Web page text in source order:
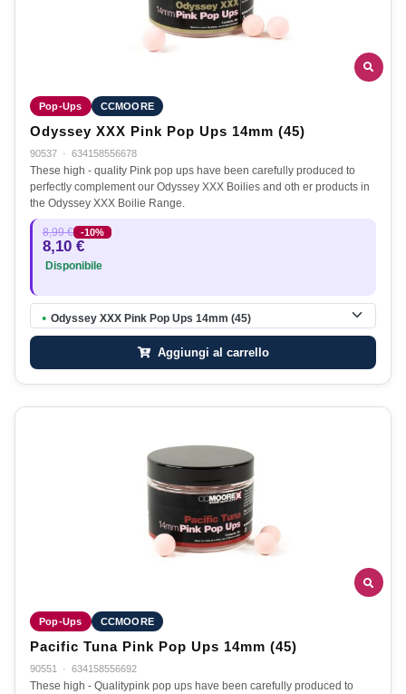
Pop-Ups CCMOORE
Odyssey XXX Pink Pop Ups 14mm (45)
90537 · 634158556678
These high - quality Pink pop ups have been carefully produced to
perfectly complement our Odyssey XXX Boilies and oth er products in
the Odyssey XXX Boilie Range.
8,99 € -10%
8,10 €
Disponibile
● Odyssey XXX Pink Pop Ups 14mm (45)
Aggiungi al carrello
Pop-Ups CCMOORE
Pacific Tuna Pink Pop Ups 14mm (45)
90551 · 634158556692
These high - Qualitypink pop ups have been carefully produced to